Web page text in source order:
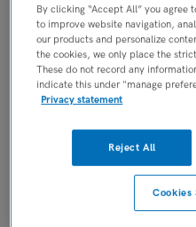
Niet nader bepaald
PLAATSINGSDATUM
9 juli 2026
NIVEAU
MBO
ERVARING
Niet nader bepaald
By clicking “Accept All” you agree
to improve website navigation,
our products and personalize
the cookies, we only place the
These do not record any
indicate this under "manage
Privacy statement
Reject All
Cookies